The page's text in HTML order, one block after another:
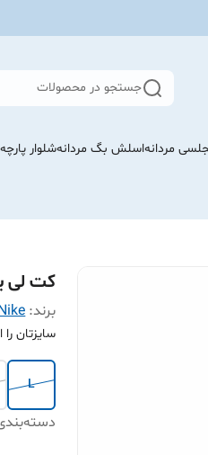
جستجو در محصولات
مردانهاسلش بگ مردانهشلوار
کت لی
برند:
سایزتان
L